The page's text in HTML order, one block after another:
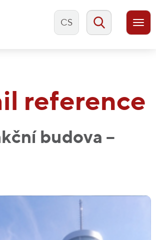
CS
reference
budova –